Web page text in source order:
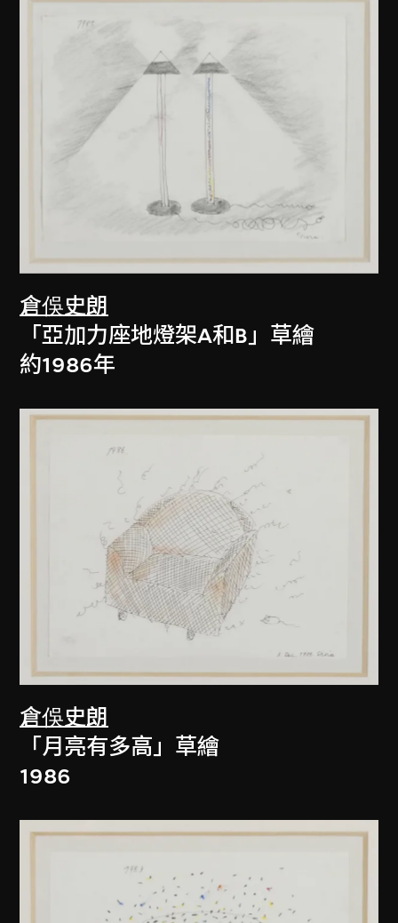
倉俁史朗
「亞加力座地燈架A和B」草繪
約1986年
倉俁史朗
「月亮有多高」草繪
1986